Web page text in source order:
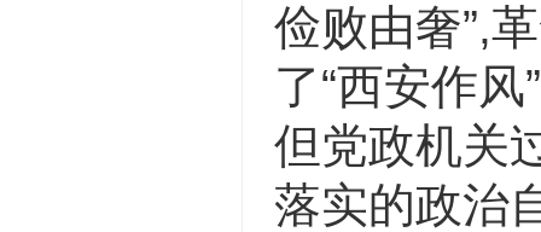
俭败由奢”,
了“西安作
但党政机关
落实的政治